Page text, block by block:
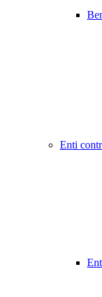
Enti